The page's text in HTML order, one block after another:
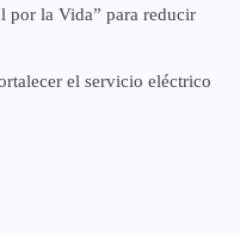
por la Vida” para reducir
el servicio eléctrico